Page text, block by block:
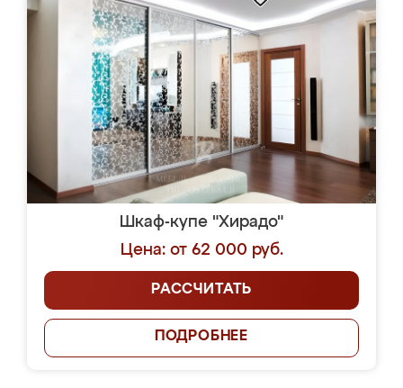
Шкаф-купе "Хирадо"
Цена: от 62 000 руб.
РАССЧИТАТЬ
ПОДРОБНЕЕ